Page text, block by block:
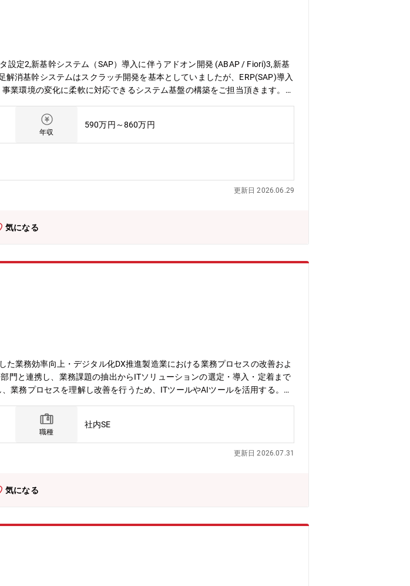
設定2,新基幹システム（SAP）導入に伴うアドオン開発 (ABAP / Fiori)3,新基
消基幹システムはスクラッチ開発を基本としていましたが、ERP(SAP)導入
業環境の変化に柔軟に対応できるシステム基盤の構築をご担当頂きます。
要なプロジェクトです。SAP導入の経験者が少ないため、外部ベンダーに委
予定です。ご経験をお持ちの方はプロジェクトにおいて重要なポジションを
門】ITソリューション本部【求める人材】・やる気があり、仕事に真摯に取
年収
590万円～860万円
更新日 2026.06.29
気になる
業務効率向上・デジタル化DX推進製造業における業務プロセスの改善およ
門と連携し、業務課題の抽出からITソリューションの選定・導入・定着まで
業務プロセスを理解し改善を行うため、ITツールやAIツールを活用する。・
化や自動化・特許などの知的財産情報の検索・調査の効率化＜情報システム
企画・導入・運用・保守を担当しています。単なるシステム導入や運用にと
ことに注力しています。会計やSCM（生産・在庫・販売等）のシステムは、
支える非常に重要な役割を果たしています。ITによる業務効率化やAI活用に
ます。近年、AIツールは対話形式で使えるものや、ソフトウェアに自然に組
） グループ員 10名 （20代2名、30代4名、40代2名、50代2名）※1名
職種
社内SE
更新日 2026.07.31
気になる